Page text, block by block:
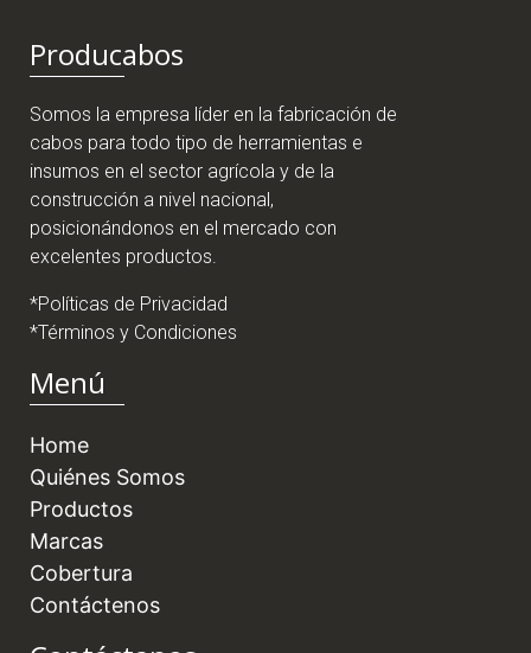
Producabos
Somos la empresa líder en la fabricación de
cabos para todo tipo de herramientas e
insumos en el sector agrícola y de la
construcción a nivel nacional,
posicionándonos en el mercado con
excelentes productos.
*Políticas de Privacidad
*Términos y Condiciones
Menú
Home
Quiénes Somos
Productos
Marcas
Cobertura
Contáctenos